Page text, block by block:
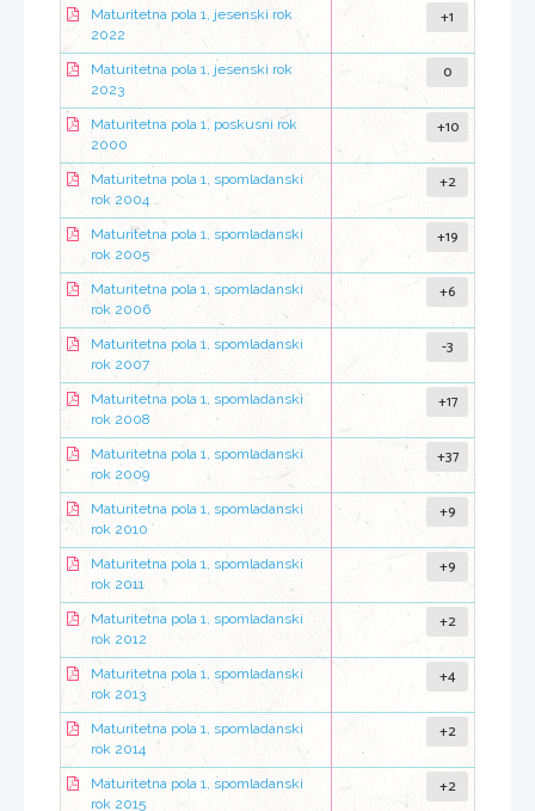
Maturitetna pola 1, jesenski rok
2022
+1
Maturitetna pola 1, jesenski rok
2023
0
Maturitetna pola 1, poskusni rok
2000
+10
Maturitetna pola 1, spomladanski
rok 2004
+2
Maturitetna pola 1, spomladanski
rok 2005
+19
Maturitetna pola 1, spomladanski
rok 2006
+6
Maturitetna pola 1, spomladanski
rok 2007
-3
Maturitetna pola 1, spomladanski
rok 2008
+17
Maturitetna pola 1, spomladanski
rok 2009
+37
Maturitetna pola 1, spomladanski
rok 2010
+9
Maturitetna pola 1, spomladanski
rok 2011
+9
Maturitetna pola 1, spomladanski
rok 2012
+2
Maturitetna pola 1, spomladanski
rok 2013
+4
Maturitetna pola 1, spomladanski
rok 2014
+2
Maturitetna pola 1, spomladanski
rok 2015
+2